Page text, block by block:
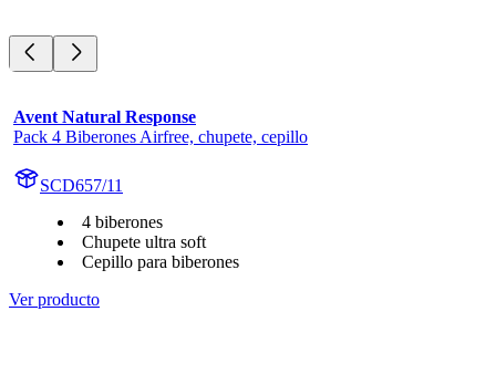
Avent Natural Response
Pack 4 Biberones Airfree, chupete, cepillo
SCD657/11
4 biberones
Chupete ultra soft
Cepillo para biberones
Ver producto